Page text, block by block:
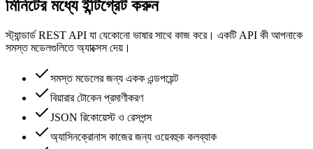
মিনিটের মধ্যে ইন্টিগ্রেট করুন
স্ট্যান্ডার্ড REST API যা যেকোনো ভাষার সাথে কাজ করে। একটি API কী আপনাকে
সমস্ত মডেলগুলিতে অ্যাক্সেস দেয়।
সমস্ত মডেলের জন্য একক এন্ডপয়েন্ট
বিয়ারার টোকেন প্রমাণীকরণ
JSON রিকোয়েস্ট ও রেসপন্স
অ্যাসিনক্রোনাস কাজের জন্য ওয়েবহুক কলব্যাক